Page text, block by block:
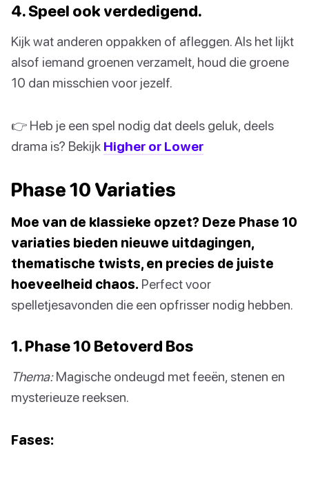
4. Speel ook verdedigend.
Kijk wat anderen oppakken of afleggen. Als het lijkt
alsof iemand groenen verzamelt, houd die groene
10 dan misschien voor jezelf.
👉 Heb je een spel nodig dat deels geluk, deels
drama is? Bekijk Higher or Lower
Phase 10 Variaties
Moe van de klassieke opzet? Deze Phase 10
variaties bieden nieuwe uitdagingen,
thematische twists, en precies de juiste
hoeveelheid chaos. Perfect voor
spelletjesavonden die een opfrisser nodig hebben.
1. Phase 10 Betoverd Bos
Thema:Magische ondeugd met feeën, stenen en
mysterieuze reeksen.
Fases: